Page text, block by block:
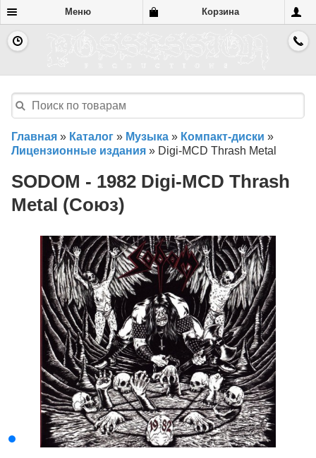
Меню Корзина
Главная » Каталог » Музыка » Компакт-диски »
Лицензионные издания » Digi-MCD Thrash Metal
SODOM - 1982 Digi-MCD Thrash
Metal (Союз)